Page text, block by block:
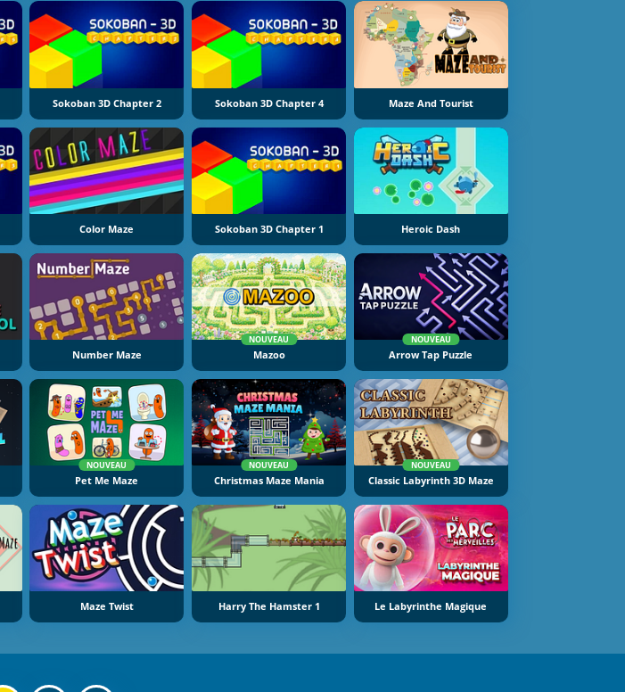
Sokoban 3D Chapter 2 Sokoban 3D Chapter 4 Maze And Tourist
Color Maze Sokoban 3D Chapter 1 Heroic Dash
Number Maze
NOUVEAU
Mazoo
NOUVEAU
Arrow Tap Puzzle
NOUVEAU
Pet Me Maze
NOUVEAU
Christmas Maze Mania
NOUVEAU
Classic Labyrinth 3D Maze
Maze Twist Harry The Hamster 1 Le Labyrinthe Magique